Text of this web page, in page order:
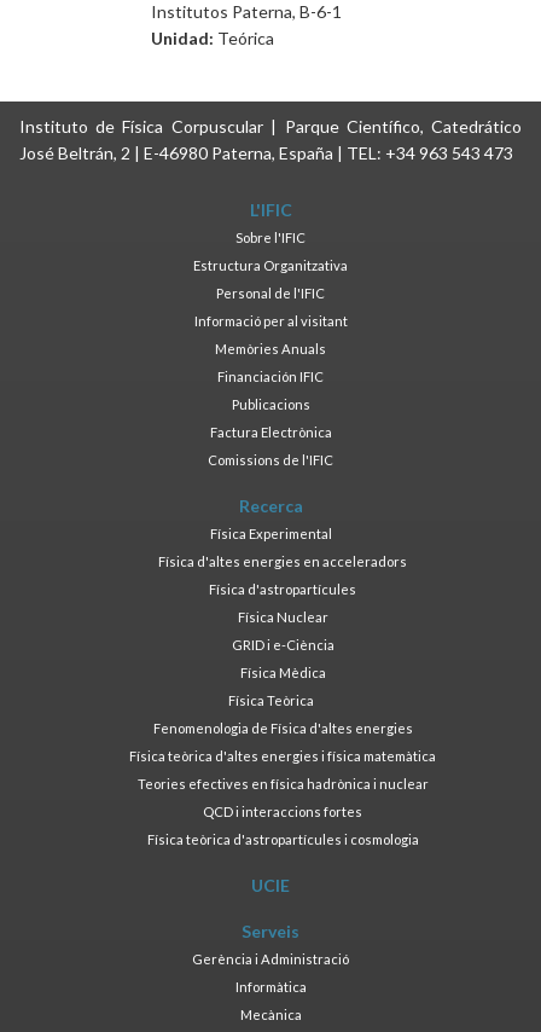
Institutos Paterna, B-6-1
Unidad: Teórica
Instituto de Física Corpuscular | Parque Científico, Catedrático
José Beltrán, 2 | E-46980 Paterna, España | TEL: +34 963 543 473
L'IFIC
Sobre l'IFIC
Estructura Organitzativa
Personal de l'IFIC
Informació per al visitant
Memòries Anuals
Financiación IFIC
Publicacions
Factura Electrònica
Comissions de l'IFIC
Recerca
Física Experimental
Física d'altes energies en acceleradors
Física d'astropartícules
Física Nuclear
GRID i e-Ciència
Física Mèdica
Física Teòrica
Fenomenologia de Física d'altes energies
Física teòrica d'altes energies i física matemàtica
Teories efectives en física hadrònica i nuclear
QCD i interaccions fortes
Física teòrica d'astropartícules i cosmologia
UCIE
Serveis
Gerència i Administració
Informàtica
Mecànica